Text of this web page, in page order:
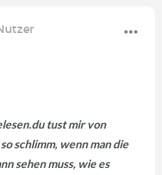
tust mir von
schlimm, wenn man die
sehen muss, wie es